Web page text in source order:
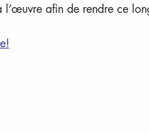
afin de rendre ce